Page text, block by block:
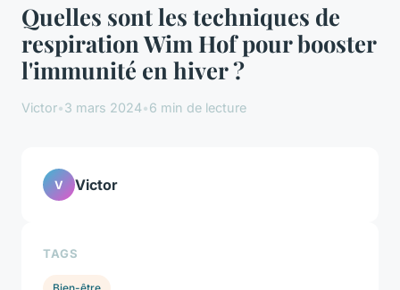
Quelles sont les techniques de
respiration Wim Hof pour booster
l'immunité en hiver ?
Victor•3 mars 2024•6 min de lecture
V Victor
TAGS